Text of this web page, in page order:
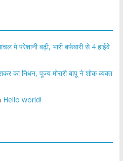
मे परेशानी बढ़ी, भारी बर्फबारी से 4 हाईवे
का निधन, पूज्य मोरारी बापू ने शोक व्यक्त
Hello world!